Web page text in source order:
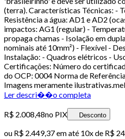
(terra). Características Técnicas: -
Resistência a água: AD1 e AD2
impactos: AG1 (regular) -
propaga chamas - Isolação em
nominais até 10mm²) - Flexível -
Instalação: - Quadros elétricos -
Certificações: Número do
do OCP: 0004 Norma de
Imagens meramente
Ler descri��o completa
R$ 2.008,48no PIX Desconto
ou R$ 2.449,37em até 10x de R$